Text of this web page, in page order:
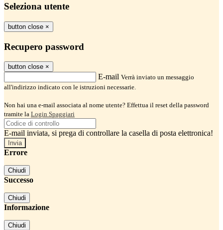
Seleziona utente
button close ×
Recupero password
button close ×
E-mail Verrà inviato un messaggio
all'indirizzo indicato con le istruzioni necessarie.
Non hai una e-mail associata al nome utente? Effettua il reset della password
tramite la Login Spaggiari
E-mail inviata, si prega di controllare la casella di posta elettronica!
Errore
Chiudi
Successo
Chiudi
Informazione
Chiudi